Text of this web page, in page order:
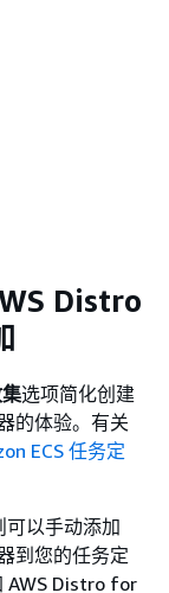
Distro
选项简化创建
的体验。有关
ECS 任务定
可以手动添加
到您的任务定
AWS Distro for